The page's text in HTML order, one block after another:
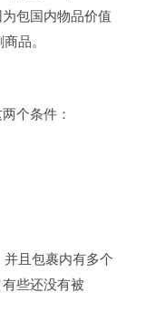
包国内物品价值
品。
个条件：
且包裹内有多个
些还没有被